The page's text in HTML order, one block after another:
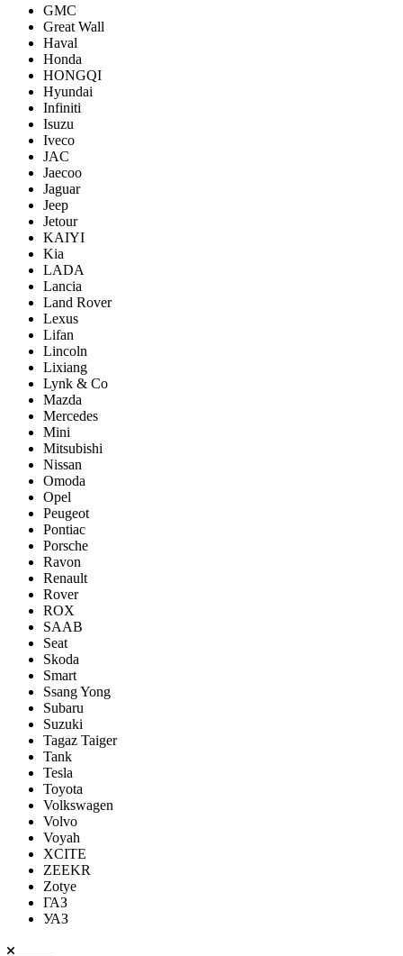
GMC
Great Wall
Haval
Honda
HONGQI
Hyundai
Infiniti
Isuzu
Iveco
JAC
Jaecoo
Jaguar
Jeep
Jetour
KAIYI
Kia
LADA
Lancia
Land Rover
Lexus
Lifan
Lincoln
Lixiang
Lynk & Co
Mazda
Mercedes
Mini
Mitsubishi
Nissan
Omoda
Opel
Peugeot
Pontiac
Porsсhe
Ravon
Renault
Rover
ROX
SAAB
Seat
Skoda
Smart
Ssang Yong
Subaru
Suzuki
Tagaz Taiger
Tank
Tesla
Toyota
Volkswagen
Volvo
Voyah
XCITE
ZEEKR
Zotye
ГАЗ
УАЗ